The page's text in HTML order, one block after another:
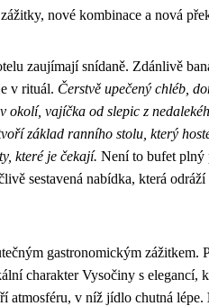
nové kombinace a nová
zaujímají snídaně. Zdánlivě
v rituál. Čerstvě upečený chléb,
okolí, vajíčka od slepic z
základ ranního stolu, který
které je čekají. Není to bufet plný
sestavená nabídka, která
gastronomickým zážitkem.
charakter Vysočiny s elegancí,
atmosféru, v níž jídlo chutná lépe.